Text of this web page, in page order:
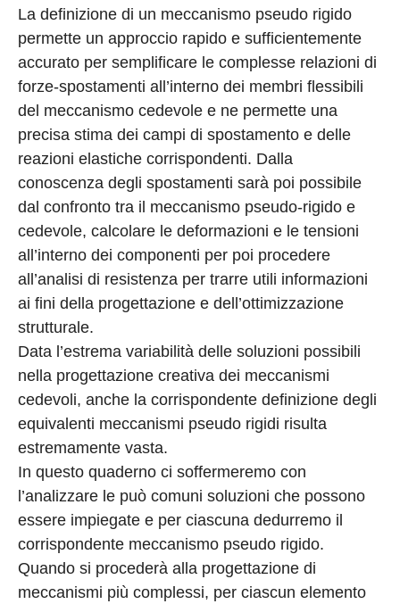
La definizione di un meccanismo pseudo rigido
permette un approccio rapido e sufficientemente
accurato per semplificare le complesse relazioni di
forze-spostamenti all’interno dei membri flessibili
del meccanismo cedevole e ne permette una
precisa stima dei campi di spostamento e delle
reazioni elastiche corrispondenti. Dalla
conoscenza degli spostamenti sarà poi possibile
dal confronto tra il meccanismo pseudo-rigido e
cedevole, calcolare le deformazioni e le tensioni
all’interno dei componenti per poi procedere
all’analisi di resistenza per trarre utili informazioni
ai fini della progettazione e dell’ottimizzazione
strutturale.
Data l’estrema variabilità delle soluzioni possibili
nella progettazione creativa dei meccanismi
cedevoli, anche la corrispondente definizione degli
equivalenti meccanismi pseudo rigidi risulta
estremamente vasta.
In questo quaderno ci soffermeremo con
l’analizzare le può comuni soluzioni che possono
essere impiegate e per ciascuna dedurremo il
corrispondente meccanismo pseudo rigido.
Quando si procederà alla progettazione di
meccanismi più complessi, per ciascun elemento